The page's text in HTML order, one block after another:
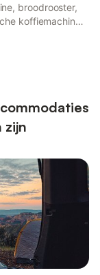
broodrooster,
koffiemachine).
1 2-pers bed
zijn